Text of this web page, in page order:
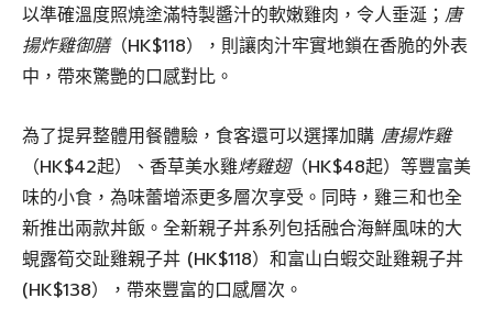
以準確溫度照燒塗滿特製醬汁的軟嫩雞肉，令人垂涎； 唐
揚炸雞御膳（HK$118），則讓肉汁牢實地鎖在香脆的外表
中，帶來驚艷的口感對比。
為了提昇整體用餐體驗，食客還可以選擇加購 唐揚炸雞
（HK$42起）、香草美水雞烤雞翅（HK$48起）等豐富美
味的小食，為味蕾增添更多層次享受。同時，雞三和也全
新推出兩款丼飯。全新親子丼系列包括融合海鮮風味的大
蜆露筍交趾雞親子丼 (HK$118）和富山白蝦交趾雞親子丼
(HK$138），帶來豐富的口感層次。